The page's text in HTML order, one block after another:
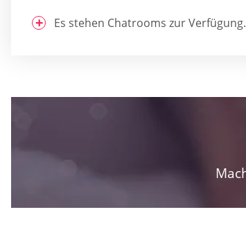
Es stehen Chatrooms zur Verfügung.